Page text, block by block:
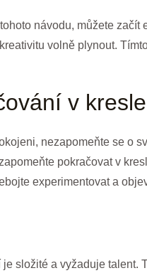
návodu, můžete
volně plynout.
v
nezapomeňte se o
pokračovat v
experimentovat a
složité a vyžaduje